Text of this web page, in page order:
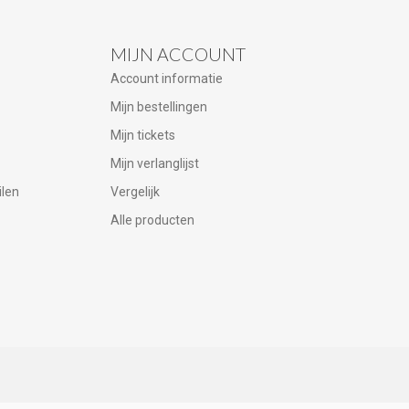
MIJN ACCOUNT
Account informatie
Mijn bestellingen
Mijn tickets
Mijn verlanglijst
Vergelijk
Alle producten